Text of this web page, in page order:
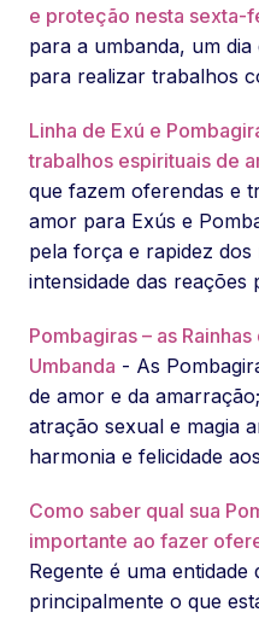
e proteção nesta sexta-
para a umbanda, um
para realizar trabalhos
Linha de Exú e
trabalhos espirituais de
que fazem oferendas e
amor para Exús e
pela força e rapidez dos
intensidade das
Pombagiras – as
Umbanda - As
de amor e da
atração sexual e magia
harmonia e felicidade
Como saber qual sua
importante ao fazer
Regente é uma
principalmente o que